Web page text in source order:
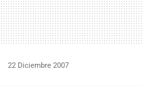
22 Diciembre 2007